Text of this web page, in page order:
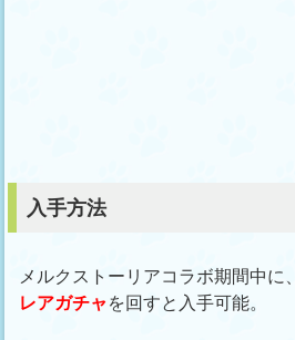
入手方法
メルクストーリアコラボ期間中に、
レアガチャ を回すと入手可能。